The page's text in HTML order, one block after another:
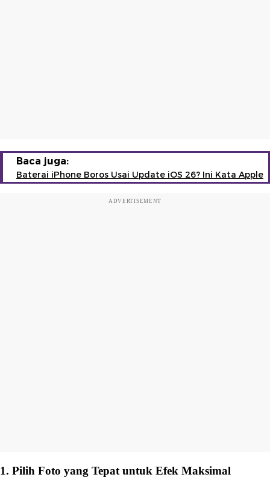
Baca juga:
Baterai iPhone Boros Usai Update iOS 26? Ini Kata Apple
ADVERTISEMENT
1. Pilih Foto yang Tepat untuk Efek Maksimal